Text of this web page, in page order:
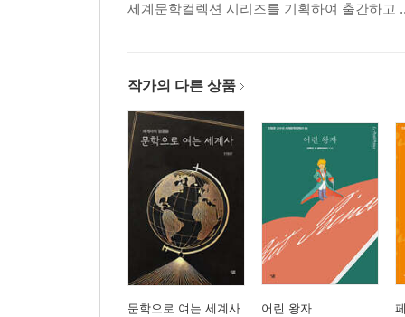
74. 오 헨리 단편집
77. 마의 산 Ⅰ
78. 마의 산 Ⅱ
79. 야성의 부름
80. 게르트루트
81. 데미안
82. 나르치스와 골드문트
83. 유리알 유희
84. 순수의 시대
85. 젊은 예술가의 초상
세계문학컬렉션 시리즈를 기획하여 출간하고
작가의 다른 상품
문학으로 여는 세계사 어린 왕자